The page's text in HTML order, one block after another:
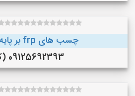
چسب های frp بر پایه اپوکسی
09125692393 (کرج)